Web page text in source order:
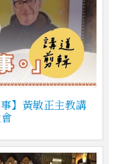
】黃敏正主教講